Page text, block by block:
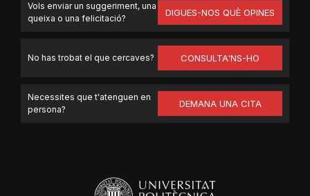
Vols enviar un suggeriment, una
queixa o una felicitació?
DIGUES-NOS QUÈ OPINES
No has trobat el que cercaves? CONSULTA'NS-HO
Necessites que t'atenguen en
persona?
DEMANA UNA CITA